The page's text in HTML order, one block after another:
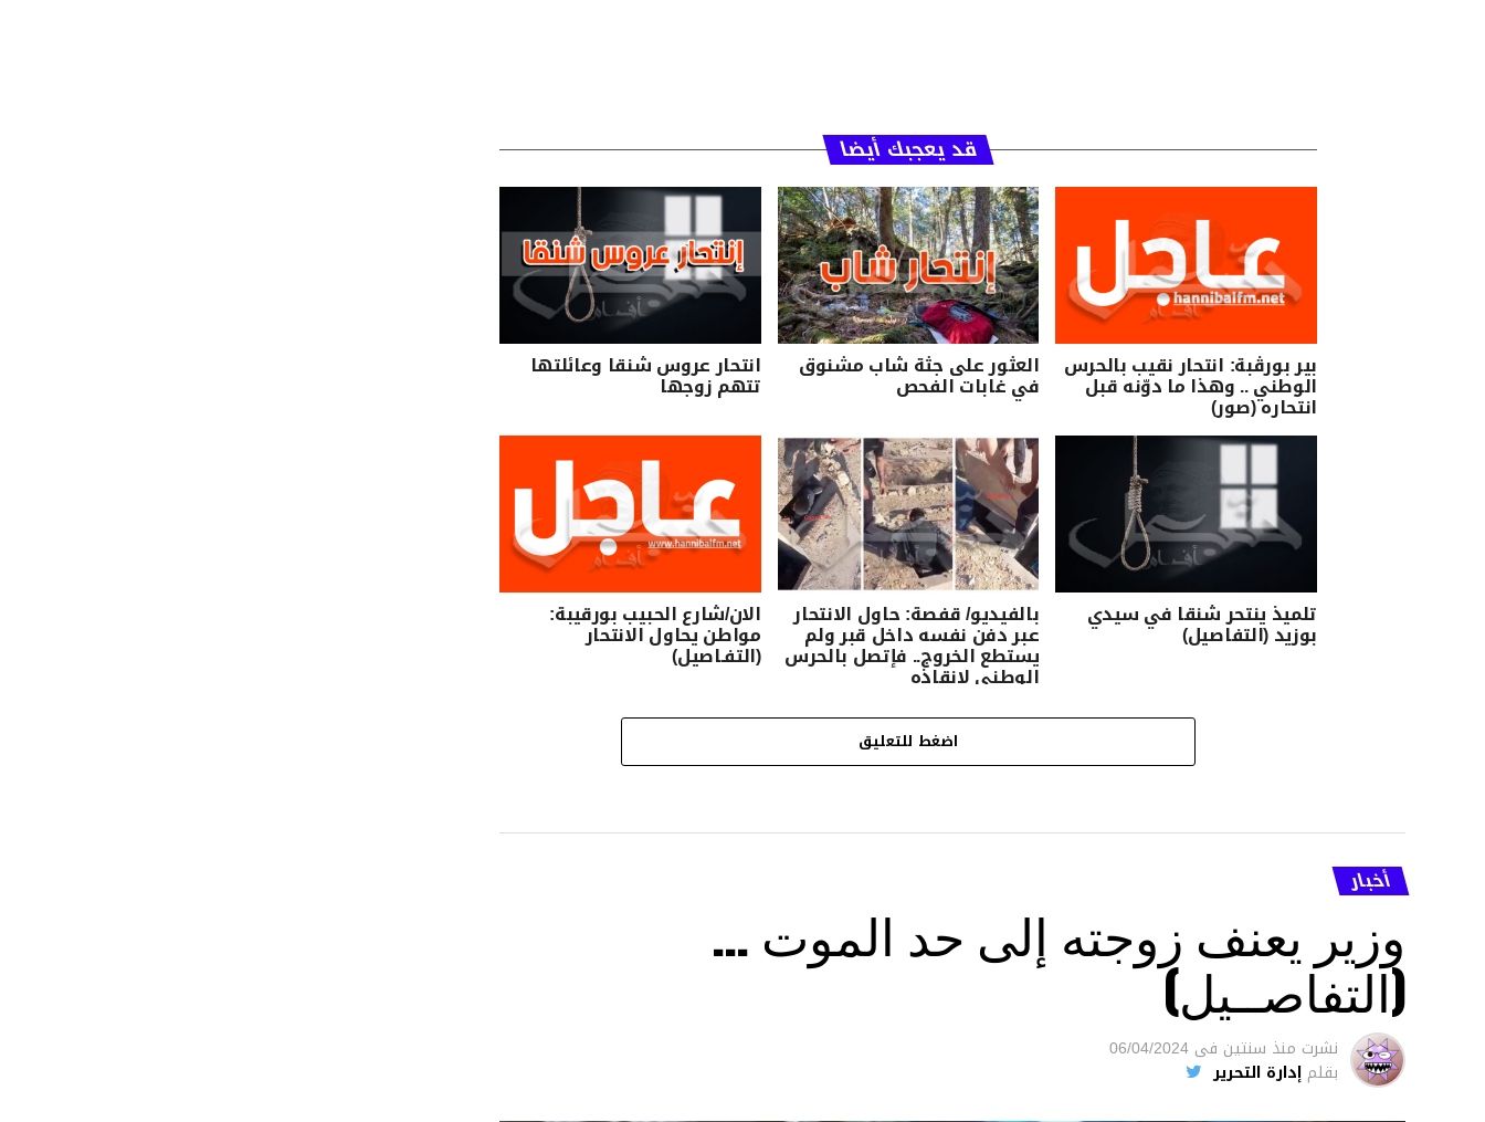
قد يعجبك أيضا
بير بورڨبة: انتحار نقيب بالحرس
الوطني .. وهذا ما دوّنه قبل
انتحاره (صور)
العثور على جثة شاب مشنوق
في غابات الفحص
انتحار عروس شنقا وعائلتها
تتهم زوجها
تلميذ ينتحر شنقا في سيدي
بوزيد (التفاصيل)
بالفيديو/ قفصة: حاول الانتحار
عبر دفن نفسه داخل قبر ولم
يستطع الخروج.. فإتصل بالحرس
الوطني لانقاذه
الان/شارع الحبيب بورقيبة:
مواطن يحاول الانتحار
(التفـاصيل)
اضغط للتعليق
أخبار
وزير يعنف زوجته إلى حد الموت …
(التفاصــيل)
نشرت منذ سنتين فى 06/04/2024
بقلم إدارة التحرير